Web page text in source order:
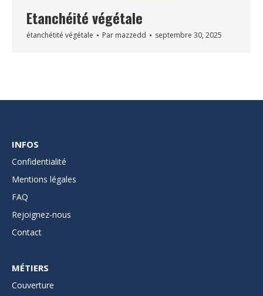
Etanchéité végétale
étanchétité végétale Par mazzedd septembre 30, 2025
INFOS
Confidentialité
Mentions légales
FAQ
Rejoignez-nous
Contact
MÉTIERS
Couverture